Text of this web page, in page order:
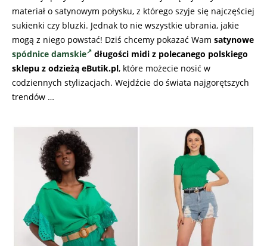
materiał o satynowym połysku, z którego szyje się najczęściej
sukienki czy bluzki. Jednak to nie wszystkie ubrania, jakie
mogą z niego powstać! Dziś chcemy pokazać Wam satynowe
spódnice damskie
długości midi z polecanego polskiego
sklepu z odzieżą eButik.pl, które możecie nosić w
codziennych stylizacjach. Wejdźcie do świata najgorętszych
trendów …